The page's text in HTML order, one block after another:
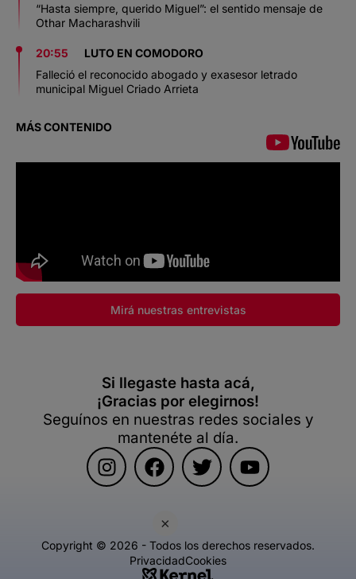
×
“Hasta siempre, querido Miguel”: el sentido mensaje de
Othar Macharashvili
20:55
LUTO EN COMODORO
Falleció el reconocido abogado y exasesor letrado
municipal Miguel Criado Arrieta
MÁS CONTENIDO
Mirá nuestras entrevistas
Si llegaste hasta acá,
¡Gracias por elegirnos!
Seguínos en nuestras redes sociales y
mantenéte al día.
Copyright © 2026 - Todos los derechos reservados.
PrivacidadCookies